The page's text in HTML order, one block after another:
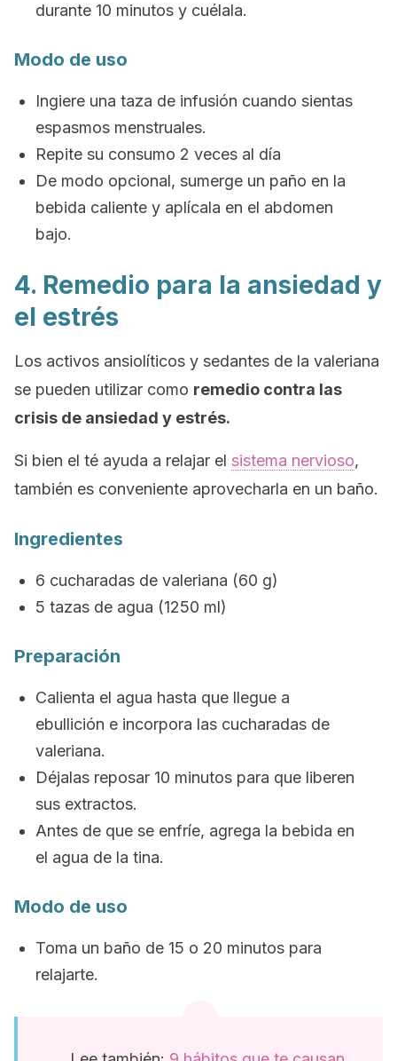
durante 10 minutos y cuélala.
Modo de uso
Ingiere una taza de infusión cuando sientas
espasmos menstruales.
Repite su consumo 2 veces al día
De modo opcional, sumerge un paño en la
bebida caliente y aplícala en el abdomen
bajo.
4. Remedio para la ansiedad y
el estrés
Los activos ansiolíticos y sedantes de la valeriana
se pueden utilizar como remedio contra las
crisis de ansiedad y estrés.
Si bien el té ayuda a relajar el sistema nervioso,
también es conveniente aprovecharla en un baño.
Ingredientes
6 cucharadas de valeriana (60 g)
5 tazas de agua (1250 ml)
Preparación
Calienta el agua hasta que llegue a
ebullición e incorpora las cucharadas de
valeriana.
Déjalas reposar 10 minutos para que liberen
sus extractos.
Antes de que se enfríe, agrega la bebida en
el agua de la tina.
Modo de uso
Toma un baño de 15 o 20 minutos para
relajarte.